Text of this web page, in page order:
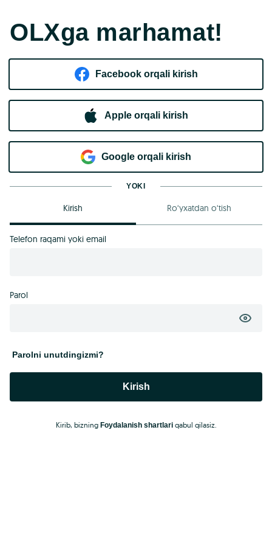
OLXga marhamat!
Facebook orqali kirish​
Apple orqali kirish
Goo​g​le orqali kirish
YOKI
Kirish Ro‘yxatdan o‘tish
Telefon raqami yoki email
Parol
Parolni unutdingizmi?
Kirish
Kirib, bizning Foydalanish shartlariqabul qilasiz.